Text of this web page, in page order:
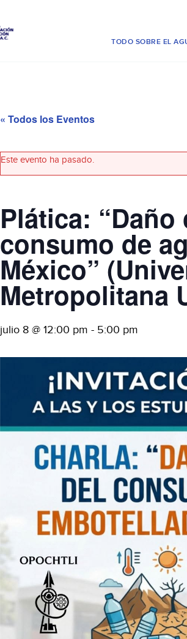
TODO SOBRE EL
« Todos los Eventos
Este evento ha pasado.
Plática:
consumo de
México”
Metropolitana
julio 8 @ 12:00 pm - 5:00 pm